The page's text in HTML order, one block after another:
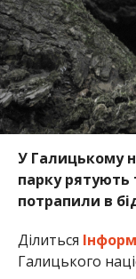
У Галицькому
парку рятують
потрапили в
Ділиться
Галицького